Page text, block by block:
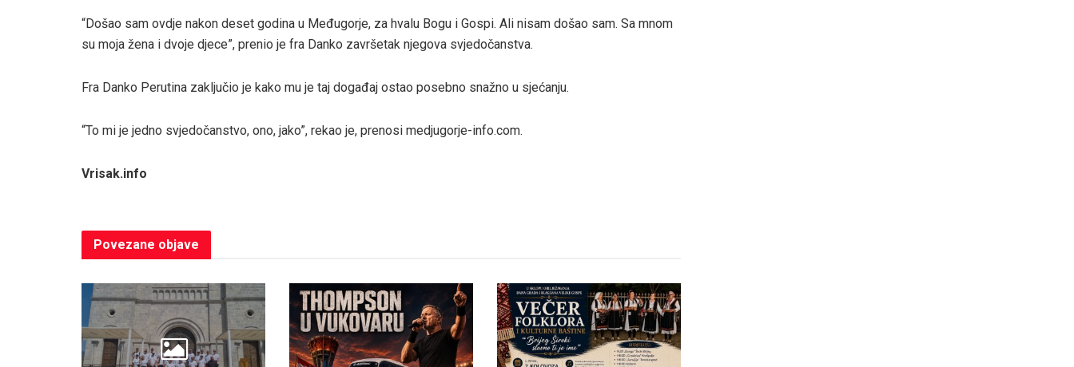
“Došao sam ovdje nakon deset godina u Međugorje, za hvalu Bogu i Gospi. Ali nisam došao sam. Sa mnom
su moja žena i dvoje djece”, prenio je fra Danko završetak njegova svjedočanstva.
Fra Danko Perutina zaključio je kako mu je taj događaj ostao posebno snažno u sjećanju.
“To mi je jedno svjedočanstvo, ono, jako”, rekao je, prenosi medjugorje-info.com.
Vrisak.info
Povezane objave